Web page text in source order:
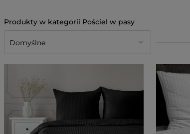
Pościel w pasy